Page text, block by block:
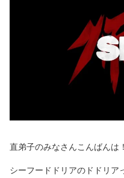
直弟子のみなさんこんばんは！
シーフードドリアのドドリア